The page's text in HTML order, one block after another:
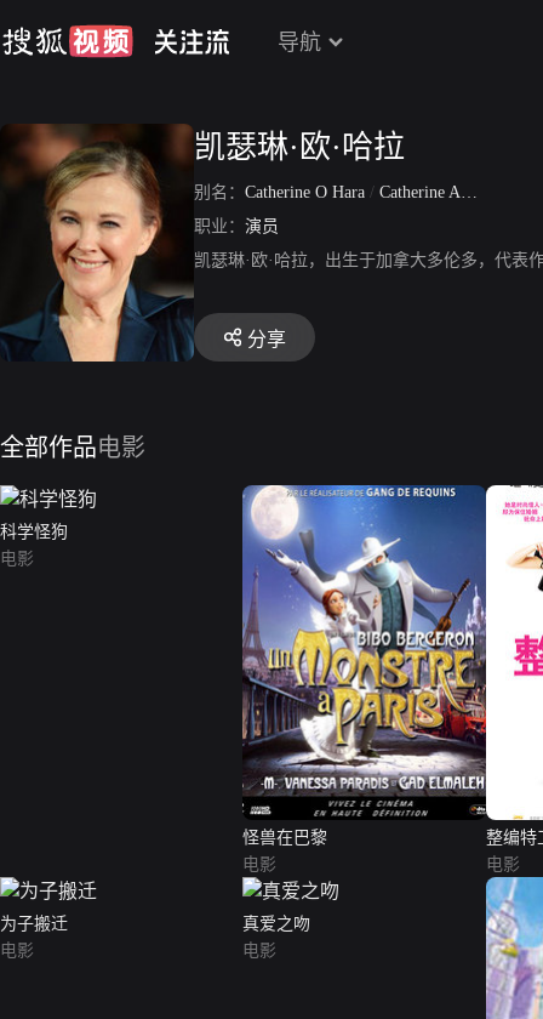
导航
凯瑟琳·欧·哈拉
别名： Catherine O Hara / Catherine Anne O Hara
职业： 演员
凯瑟琳·欧·哈拉，出生于加拿大多伦多，代
分享
全部作品电影
科学怪狗
电影
怪兽在巴黎
电影
整编特
电影
为子搬迁
电影
真爱之吻
电影